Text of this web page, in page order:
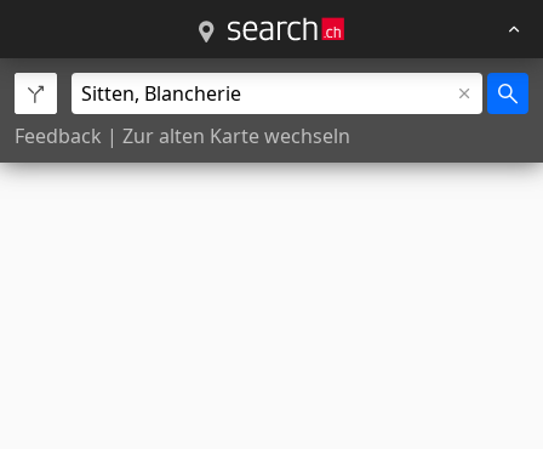
Feedback | Zur alten Karte wechseln